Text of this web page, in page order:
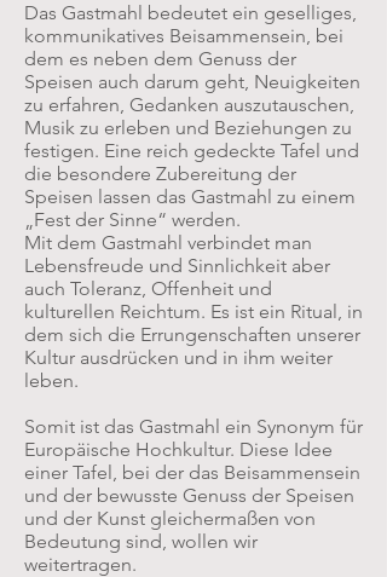
Das Gastmahl bedeutet ein geselliges,
kommunikatives Beisammensein, bei
dem es neben dem Genuss der
Speisen auch darum geht, Neuigkeiten
zu erfahren, Gedanken auszutauschen,
Musik zu erleben und Beziehungen zu
festigen. Eine reich gedeckte Tafel und
die besondere Zubereitung der
Speisen lassen das Gastmahl zu einem
„Fest der Sinne“ werden.
Mit dem Gastmahl verbindet man
Lebensfreude und Sinnlichkeit aber
auch Toleranz, Offenheit und
kulturellen Reichtum. Es ist ein Ritual, in
dem sich die Errungenschaften unserer
Kultur ausdrücken und in ihm weiter
leben.
Somit ist das Gastmahl ein Synonym für
Europäische Hochkultur. Diese Idee
einer Tafel, bei der das Beisammensein
und der bewusste Genuss der Speisen
und der Kunst gleichermaßen von
Bedeutung sind, wollen wir
weitertragen.